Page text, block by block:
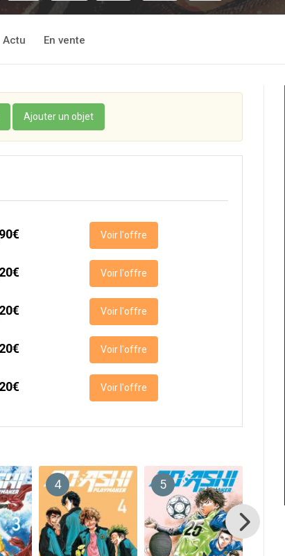
dynamique de son auteur, et aux tempéraments
! » BoDoï.
fluide dans sa narration qui s'articule autour d'un
Actu En vente
Ajouter un objet
Voir l'offre
Voir l'offre
Voir l'offre
Voir l'offre
Voir l'offre
4 5